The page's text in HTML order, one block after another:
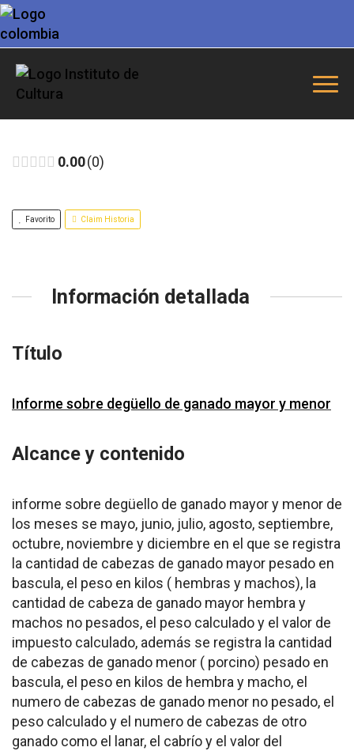
0.00 0
Favorito Claim Historia
Información detallada
Título
Informe sobre degüello de ganado mayor y menor
Alcance y contenido
informe sobre degüello de ganado mayor y menor de
los meses se mayo, junio, julio, agosto, septiembre,
octubre, noviembre y diciembre en el que se registra
la cantidad de cabezas de ganado mayor pesado en
bascula, el peso en kilos ( hembras y machos), la
cantidad de cabeza de ganado mayor hembra y
machos no pesados, el peso calculado y el valor de
impuesto calculado, además se registra la cantidad
de cabezas de ganado menor ( porcino) pesado en
bascula, el peso en kilos de hembra y macho, el
numero de cabezas de ganado menor no pesado, el
peso calculado y el numero de cabezas de otro
ganado como el lanar, el cabrío y el valor del